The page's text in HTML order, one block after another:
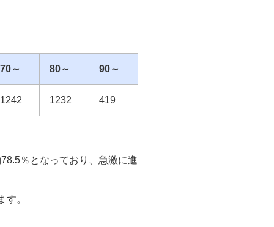
70～ 80～ 90～
1242 1232 419
％となっており、急激に進
。